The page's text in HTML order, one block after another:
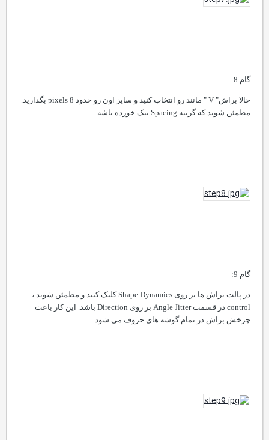
گام 8:
حالا براش"V " مانند رو انتخاب کنید و سایز اون رو حدود 8 pixelsبگذارید.
مطمئن شوید که گزینهSpacingتیک خورده باشه.
گام 9:
در پالت براش ها بر رویShape Dynamicsکلیک کنید و مطمئن شوید ،
controlدر قسمتAngle Jitterبر رویDirectionباشد. این کار باعث
چرخش براش در تمام گوشه های حروف می شود....